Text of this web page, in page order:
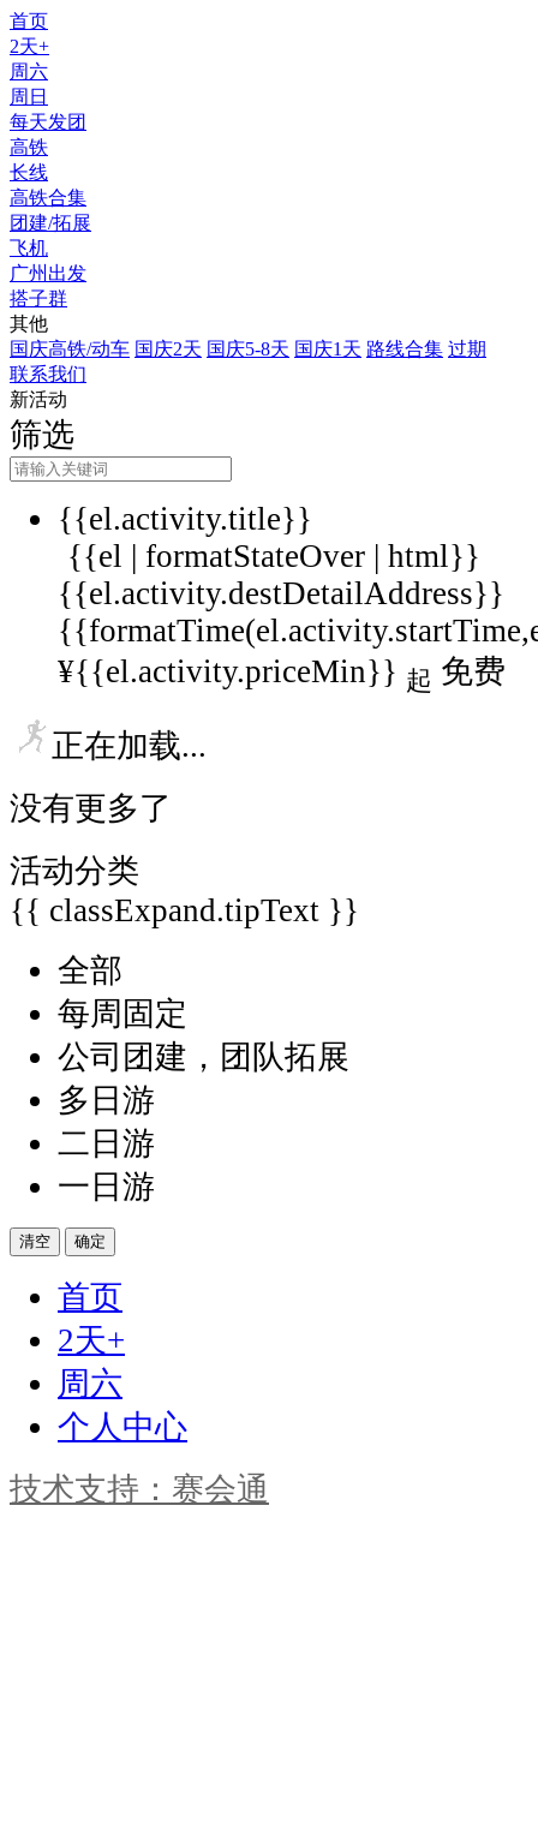
首页
2天+
周六
周日
每天发团
高铁
长线
高铁合集
团建/拓展
飞机
广州出发
搭子群
其他
国庆高铁/动车 国庆2天 国庆5-8天 国庆1天 路线合集 过期
联系我们
新活动
筛选
{{el.activity.title}}
{{el | formatStateOver | html}}
{{el.activity.destDetailAddress}}
¥{{el.activity.priceMin}} 起 免费
正在加载...
没有更多了
活动分类
{{ classExpand.tipText }}
全部
每周固定
公司团建，团队拓展
多日游
二日游
一日游
清空 确定
首页
2天+
周六
个人中心
技术支持：赛会通